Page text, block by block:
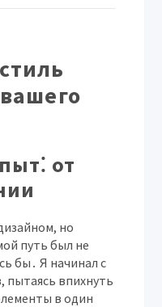
от
но
путь был не
бы․ Я начинал с
пытаясь впихнуть
в один